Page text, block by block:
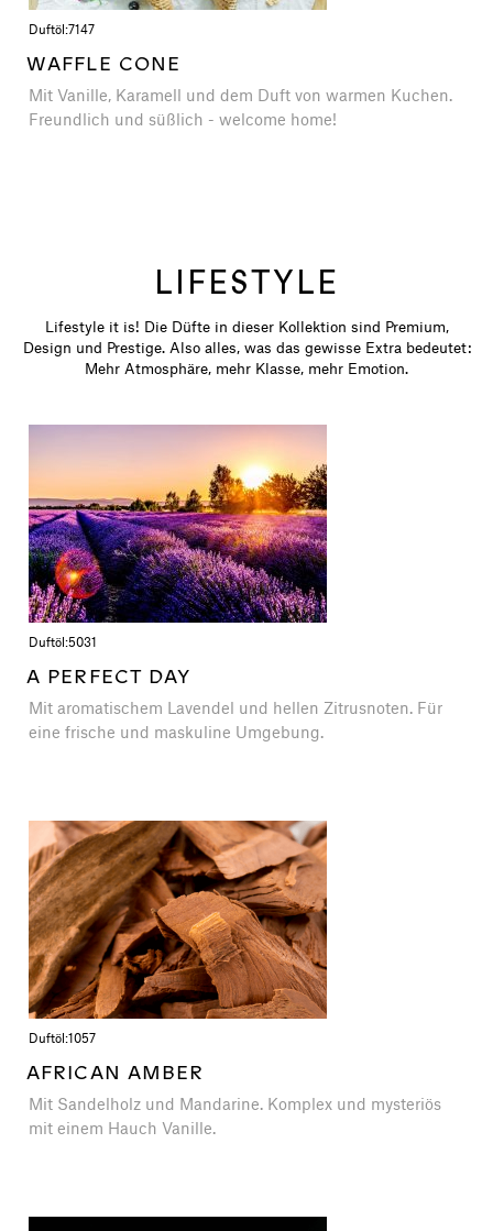
Duftöl:7147
WAFFLE CONE
Mit Vanille, Karamell und dem Duft von warmen Kuchen.
Freundlich und süßlich - welcome home!
LIFESTYLE
Lifestyle it is! Die Düfte in dieser Kollektion sind Premium,
Design und Prestige. Also alles, was das gewisse Extra bedeutet:
Mehr Atmosphäre, mehr Klasse, mehr Emotion.
Duftöl:5031
A PERFECT DAY
Mit aromatischem Lavendel und hellen Zitrusnoten. Für
eine frische und maskuline Umgebung.
Duftöl:1057
AFRICAN AMBER
Mit Sandelholz und Mandarine. Komplex und mysteriös
mit einem Hauch Vanille.